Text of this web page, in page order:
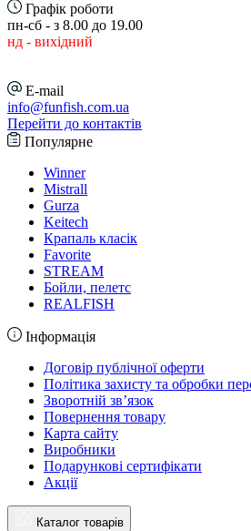
Графік роботи
пн-сб - з 8.00 до 19.00
нд - вихідний
E-mail
info@funfish.com.ua
Перейти до контактів
Популярне
Winner
Mistrall
Gurza
Keitech
Крапаль класік
Favorite
STREAM
Бойли, пелетс
REALFISH
Інформація
Договір публічної оферти
Політика захисту та обробки
Зворотній зв’язок
Повернення товару
Карта сайту
Виробники
Подарункові сертифікати
Акції
Каталог товарів